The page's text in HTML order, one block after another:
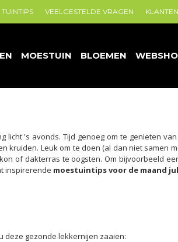
MOESTUIN BLOEMEN
TUINTIPS VEELGESTELDE VRAGEN
's avonds. Tijd genoeg om te genieten
kruiden. Leuk om te doen (al dan niet samen
of dakterras te oogsten. Om bijvoorbeeld
inspirerende moestuintips voor de maand
deze gezonde lekkernijen zaaien: